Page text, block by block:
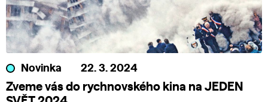
Novinka 22. 3. 2024
Zveme vás do rychnovského kina na JEDEN